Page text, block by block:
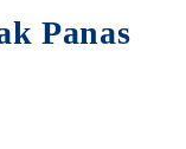
Panas